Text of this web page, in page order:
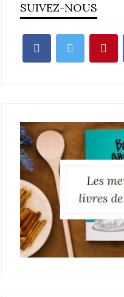
SUIVEZ-NOUS